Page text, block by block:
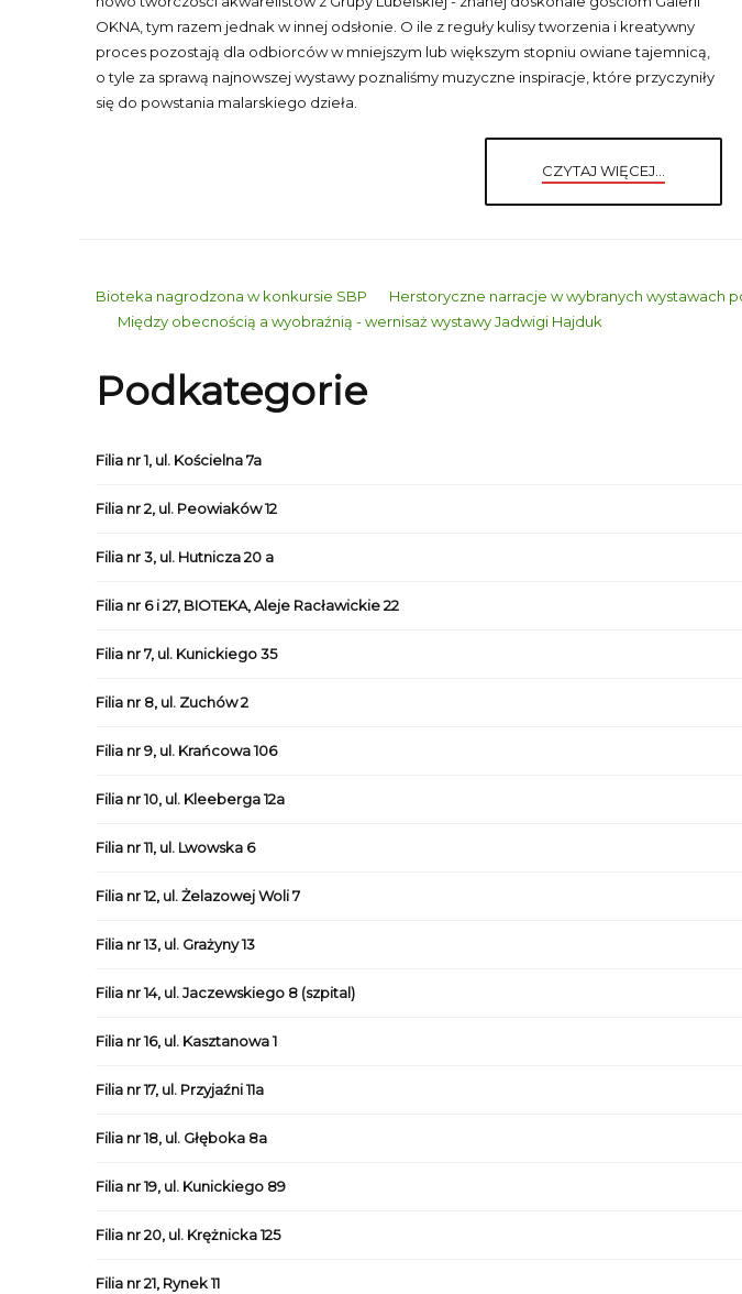
OKNA, tym razem jednak w innej odsłonie. O ile z reguły kulisy tworzenia i kreatywny
proces pozostają dla odbiorców w mniejszym lub większym stopniu owiane tajemnicą,
o tyle za sprawą najnowszej wystawy poznaliśmy muzyczne inspiracje, które przyczyniły
się do powstania malarskiego dzieła.
CZYTAJ WIĘCEJ...
Bioteka nagrodzona w konkursie SBP Herstoryczne narracje w wybranych wystawach
Między obecnością a wyobraźnią - wernisaż wystawy Jadwigi Hajduk
Podkategorie
Filia nr 1, ul. Kościelna 7a
Filia nr 2, ul. Peowiaków 12
Filia nr 3, ul. Hutnicza 20 a
Filia nr 6 i 27, BIOTEKA, Aleje Racławickie 22
Filia nr 7, ul. Kunickiego 35
Filia nr 8, ul. Zuchów 2
Filia nr 9, ul. Krańcowa 106
Filia nr 10, ul. Kleeberga 12a
Filia nr 11, ul. Lwowska 6
Filia nr 12, ul. Żelazowej Woli 7
Filia nr 13, ul. Grażyny 13
Filia nr 14, ul. Jaczewskiego 8 (szpital)
Filia nr 16, ul. Kasztanowa 1
Filia nr 17, ul. Przyjaźni 11a
Filia nr 18, ul. Głęboka 8a
Filia nr 19, ul. Kunickiego 89
Filia nr 20, ul. Krężnicka 125
Filia nr 21, Rynek 11